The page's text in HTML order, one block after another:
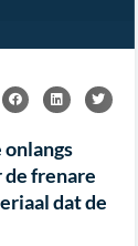
onlangs
de frenare
dat de